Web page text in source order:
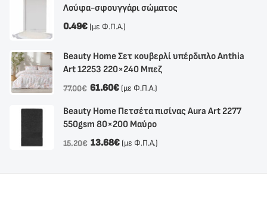
Λούφα-σφουγγάρι σώματος
0.49€ (με Φ.Π.Α.)
Beauty Home Σετ κουβερλί υπέρδιπλο Anthia
Αrt 12253 220×240 Μπεζ
77.00€ 61.60€ (με Φ.Π.Α.)
Beauty Home Πετσέτα πισίνας Aura Art 2277
550gsm 80×200 Μαύρο
15.20€ 13.68€ (με Φ.Π.Α.)